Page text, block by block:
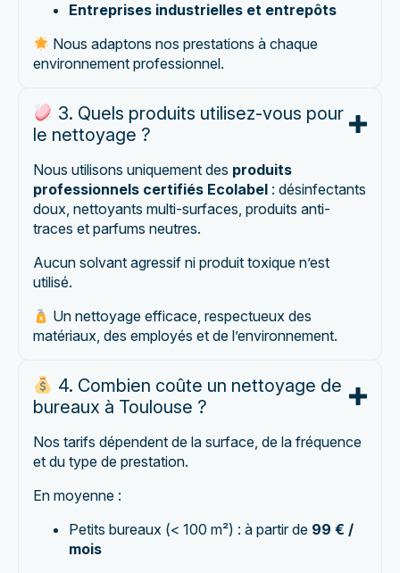
Entreprises industrielles et entrepôts
Nous adaptons nos prestations à chaque
environnement professionnel.
3. Quels produits utilisez-vous pour
le nettoyage ?
Nous utilisons uniquement des produits
professionnels certifiés Ecolabel : désinfectants
doux, nettoyants multi-surfaces, produits anti-
traces et parfums neutres.
Aucun solvant agressif ni produit toxique n’est
utilisé.
Un nettoyage efficace, respectueux des
matériaux, des employés et de l’environnement.
4. Combien coûte un nettoyage de
bureaux à Toulouse ?
Nos tarifs dépendent de la surface, de la fréquence
et du type de prestation.
En moyenne :
Petits bureaux (< 100 m²) : à partir de 99 € /
mois